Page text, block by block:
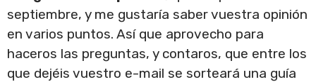
septiembre, y me gustaría saber vuestra opinión
en varios puntos. Así que aprovecho para
haceros las preguntas, y contaros, que entre los
que dejéis vuestro e-mail se sorteará una guía